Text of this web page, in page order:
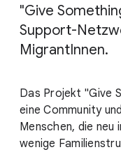
"Give
Support-
MigrantInnen.
Das Projekt "Give
eine Community
Menschen, die neu
wenige